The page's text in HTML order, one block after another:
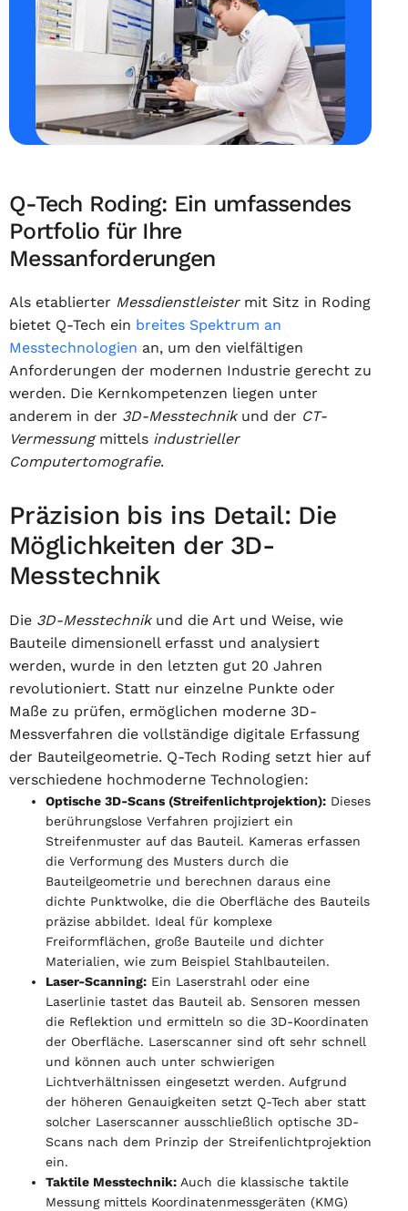
Q-Tech Roding: Ein umfassendes
Portfolio für Ihre
Messanforderungen
Als etablierter Messdienstleistermit Sitz in Roding
bietet Q-Tech ein breites Spektrum an
Messtechnologien an, um den vielfältigen
Anforderungen der modernen Industrie gerecht zu
werden. Die Kernkompetenzen liegen unter
anderem in der 3D-Messtechnikund der CT-
Vermessungmittels industrieller
Computertomografie.
Präzision bis ins Detail: Die
Möglichkeiten der 3D-
Messtechnik
Die 3D-Messtechnikund die Art und Weise, wie
Bauteile dimensionell erfasst und analysiert
werden, wurde in den letzten gut 20 Jahren
revolutioniert. Statt nur einzelne Punkte oder
Maße zu prüfen, ermöglichen moderne 3D-
Messverfahren die vollständige digitale Erfassung
der Bauteilgeometrie. Q-Tech Roding setzt hier auf
verschiedene hochmoderne Technologien:
Optische 3D-Scans (Streifenlichtprojektion): Dieses
berührungslose Verfahren projiziert ein
Streifenmuster auf das Bauteil. Kameras erfassen
die Verformung des Musters durch die
Bauteilgeometrie und berechnen daraus eine
dichte Punktwolke, die die Oberfläche des Bauteils
präzise abbildet. Ideal für komplexe
Freiformflächen, große Bauteile und dichter
Materialien, wie zum Beispiel Stahlbauteilen.
Laser-Scanning: Ein Laserstrahl oder eine
Laserlinie tastet das Bauteil ab. Sensoren messen
die Reflektion und ermitteln so die 3D-Koordinaten
der Oberfläche. Laserscanner sind oft sehr schnell
und können auch unter schwierigen
Lichtverhältnissen eingesetzt werden. Aufgrund
der höheren Genauigkeiten setzt Q-Tech aber statt
solcher Laserscanner ausschließlich optische 3D-
Scans nach dem Prinzip der Streifenlichtprojektion
ein.
Taktile Messtechnik: Auch die klassische taktile
Messung mittels Koordinatenmessgeräten (KMG)